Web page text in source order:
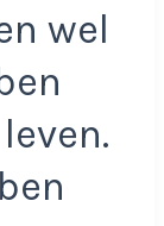
wel